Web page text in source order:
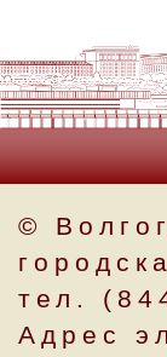
©
тел.
Адрес